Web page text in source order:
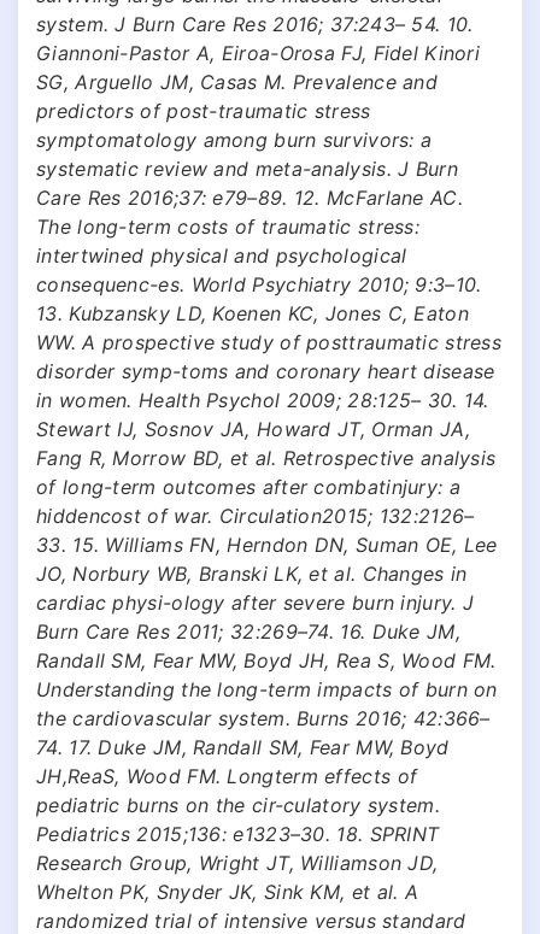
system. J Burn Care Res 2016; 37:243– 54. 10.
Giannoni-Pastor A, Eiroa-Orosa FJ, Fidel Kinori
SG, Arguello JM, Casas M. Prevalence and
predictors of post-traumatic stress
symptomatology among burn survivors: a
systematic review and meta-analysis. J Burn
Care Res 2016;37: e79–89. 12. McFarlane AC.
The long-term costs of traumatic stress:
intertwined physical and psychological
consequenc-es. World Psychiatry 2010; 9:3–10.
13. Kubzansky LD, Koenen KC, Jones C, Eaton
WW. A prospective study of posttraumatic stress
disorder symp-toms and coronary heart disease
in women. Health Psychol 2009; 28:125– 30. 14.
Stewart IJ, Sosnov JA, Howard JT, Orman JA,
Fang R, Morrow BD, et al. Retrospective analysis
of long-term outcomes after combatinjury: a
hiddencost of war. Circulation2015; 132:2126–
33. 15. Williams FN, Herndon DN, Suman OE, Lee
JO, Norbury WB, Branski LK, et al. Changes in
cardiac physi-ology after severe burn injury. J
Burn Care Res 2011; 32:269–74. 16. Duke JM,
Randall SM, Fear MW, Boyd JH, Rea S, Wood FM.
Understanding the long-term impacts of burn on
the cardiovascular system. Burns 2016; 42:366–
74. 17. Duke JM, Randall SM, Fear MW, Boyd
JH,ReaS, Wood FM. Longterm effects of
pediatric burns on the cir-culatory system.
Pediatrics 2015;136: e1323–30. 18. SPRINT
Research Group, Wright JT, Williamson JD,
Whelton PK, Snyder JK, Sink KM, et al. A
randomized trial of intensive versus standard